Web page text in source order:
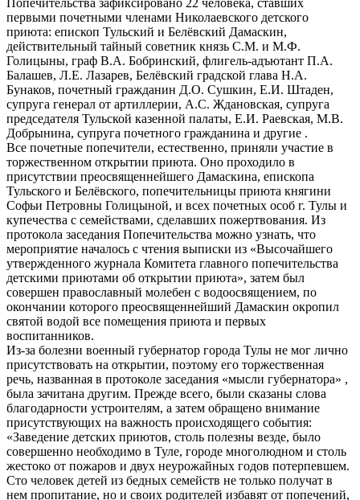
первыми почетными членами Николаевского детского
приюта: епископ Тульский и Белёвский Дамаскин,
действительный тайный советник князь С.М. и М.Ф.
Голицыны, граф В.А. Бобринский, флигель-адъютант П.А.
Балашев, Л.Е. Лазарев, Белёвский градской глава Н.А.
Бунаков, почетный гражданин Д.О. Сушкин, Е.И. Штаден,
супруга генерал от артиллерии, А.С. Ждановская, супруга
председателя Тульской казенной палаты, Е.И. Раевская, М.В.
Добрынина, супруга почетного гражданина и другие .
Все почетные попечители, естественно, приняли участие в
торжественном открытии приюта. Оно проходило в
присутствии преосвященнейшего Дамаскина, епископа
Тульского и Белёвского, попечительницы приюта княгини
Софьи Петровны Голицыной, и всех почетных особ г. Тулы и
купечества с семействами, сделавших пожертвования. Из
протокола заседания Попечительства можно узнать, что
мероприятие началось с чтения выписки из «Высочайшего
утвержденного журнала Комитета главного попечительства
детскими приютами об открытии приюта», затем был
совершен православный молебен с водоосвящением, по
окончании которого преосвященнейший Дамаскин окропил
святой водой все помещения приюта и первых
воспитанников.
Из-за болезни военный губернатор города Тулы не мог лично
присутствовать на открытии, поэтому его торжественная
речь, названная в протоколе заседания «мысли губернатора» ,
была зачитана другим. Прежде всего, были сказаны слова
благодарности устроителям, а затем обращено внимание
присутствующих на важность происходящего события:
«Заведение детских приютов, столь полезны везде, было
совершенно необходимо в Туле, городе многолюдном и столь
жестоко от пожаров и двух неурожайных годов потерпевшем.
Сто человек детей из бедных семейств не только получат в
нем пропитание, но и своих родителей избавят от попечений,